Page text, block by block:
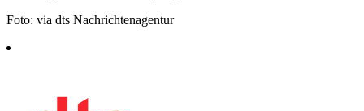
Foto: via dts Nachrichtenagentur